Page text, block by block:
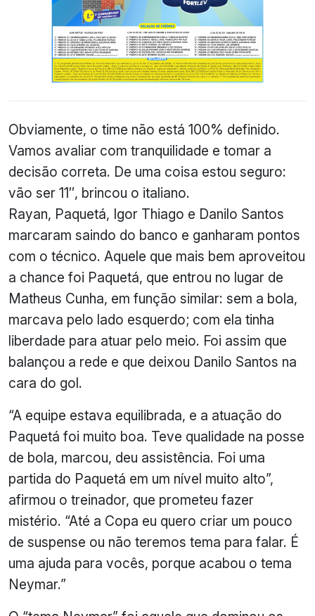
Obviamente, o time não está 100% definido.
Vamos avaliar com tranquilidade e tomar a
decisão correta. De uma coisa estou seguro:
vão ser 11″, brincou o italiano.
Rayan, Paquetá, Igor Thiago e Danilo Santos
marcaram saindo do banco e ganharam pontos
com o técnico. Aquele que mais bem aproveitou
a chance foi Paquetá, que entrou no lugar de
Matheus Cunha, em função similar: sem a bola,
marcava pelo lado esquerdo; com ela tinha
liberdade para atuar pelo meio. Foi assim que
balançou a rede e que deixou Danilo Santos na
cara do gol.
“A equipe estava equilibrada, e a atuação do
Paquetá foi muito boa. Teve qualidade na posse
de bola, marcou, deu assistência. Foi uma
partida do Paquetá em um nível muito alto”,
afirmou o treinador, que prometeu fazer
mistério. “Até a Copa eu quero criar um pouco
de suspense ou não teremos tema para falar. É
uma ajuda para vocês, porque acabou o tema
Neymar.”